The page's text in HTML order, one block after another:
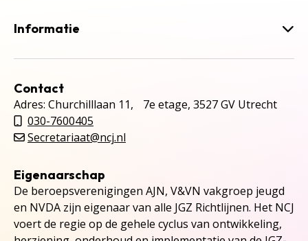
Informatie
Contact
Adres: Churchilllaan 11, 7e etage, 3527 GV Utrecht
030-7600405
Secretariaat@ncj.nl
Eigenaarschap
De beroepsverenigingen AJN, V&VN vakgroep jeugd
en NVDA zijn eigenaar van alle JGZ Richtlijnen. Het NCJ
voert de regie op de gehele cyclus van ontwikkeling,